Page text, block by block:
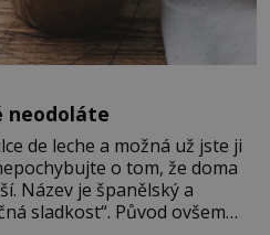
neodoláte
de leche a možná už jste ji
o tom, že doma
Název je španělský a
sladkost“. Původ ovšem